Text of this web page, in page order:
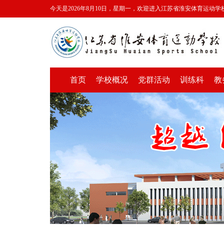
今天是2026年8月10日，星期一，欢迎进入江苏省淮安体育运动学
首页 学校概况 党群活动 训练科 教